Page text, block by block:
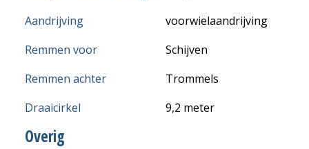
Aandrijving
voorwielaandrijving
Remmen voor
Schijven
Remmen achter
Trommels
Draaicirkel
9,2 meter
Overig